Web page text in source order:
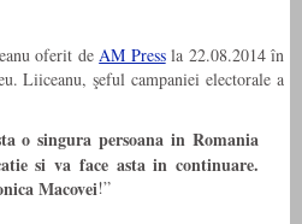
oferit deAM Pressla 22.08.2014 în
Liiceanu, şeful campaniei electorale a
o singura persoana in Romania
si va face asta in continuare.
Macovei!”